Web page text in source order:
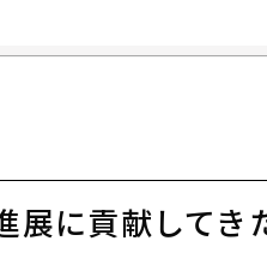
展に貢献して